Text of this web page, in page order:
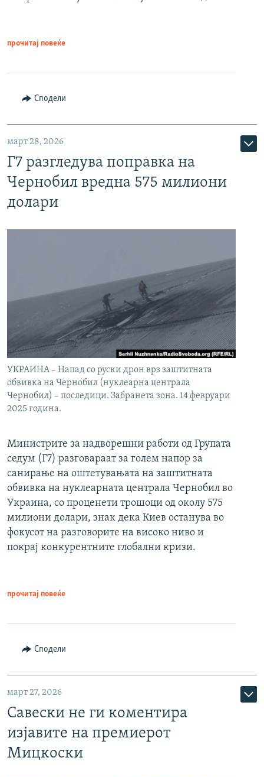
прочитај повеќе
Сподели
март 28, 2026
Г7 разгледува поправка на
Чернобил вредна 575 милиони
долари
УКРАИНА – Напад со руски дрон врз заштитната
обвивка на Чернобил (нуклеарна централа
Чернобил) – последици. Забранета зона. 14 февруари
2025 година.
Министрите за надворешни работи од Групата
седум (Г7) разговараат за голем напор за
санирање на оштетувањата на заштитната
обвивка на нуклеарната централа Чернобил во
Украина, со проценети трошоци од околу 575
милиони долари, знак дека Киев останува во
фокусот на разговорите на високо ниво и
покрај конкурентните глобални кризи.
прочитај повеќе
Сподели
март 27, 2026
Савески не ги коментира
изјавите на премиерот
Мицкоски